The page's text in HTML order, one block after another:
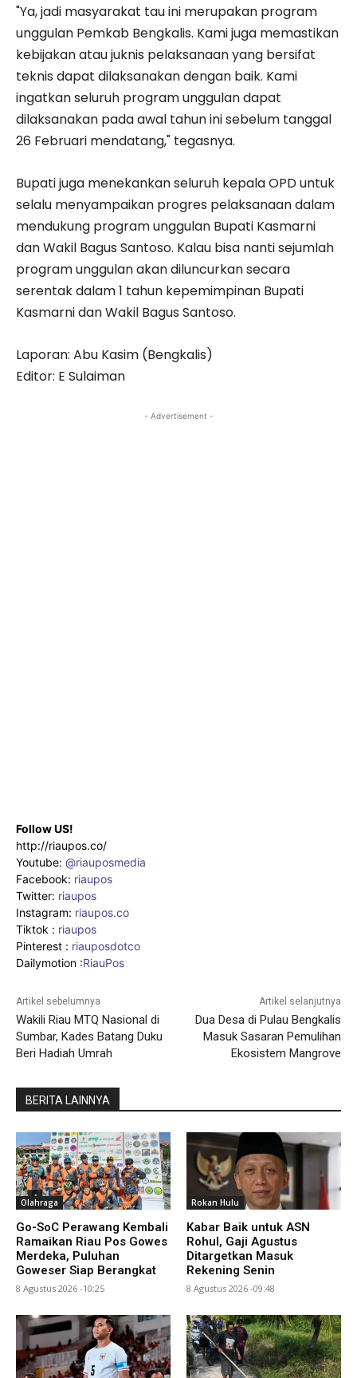
"Ya, jadi masyarakat tau ini merupakan program
unggulan Pemkab Bengkalis. Kami juga memastikan
kebijakan atau juknis pelaksanaan yang bersifat
teknis dapat dilaksanakan dengan baik. Kami
ingatkan seluruh program unggulan dapat
dilaksanakan pada awal tahun ini sebelum tanggal
26 Februari mendatang," tegasnya.
Bupati juga menekankan seluruh kepala OPD untuk
selalu menyampaikan progres pelaksanaan dalam
mendukung program unggulan Bupati Kasmarni
dan Wakil Bagus Santoso. Kalau bisa nanti sejumlah
program unggulan akan diluncurkan secara
serentak dalam 1 tahun kepemimpinan Bupati
Kasmarni dan Wakil Bagus Santoso.
Laporan: Abu Kasim (Bengkalis)
Editor: E Sulaiman
- Advertisement -
Follow US!
http://riaupos.co/
Youtube: @riauposmedia
Facebook: riaupos
Twitter: riaupos
Instagram: riaupos.co
Tiktok : riaupos
Pinterest : riauposdotco
Dailymotion :RiauPos
Artikel sebelumnya
Wakili Riau MTQ Nasional di
Sumbar, Kades Batang Duku
Beri Hadiah Umrah
Artikel selanjutnya
Dua Desa di Pulau Bengkalis
Masuk Sasaran Pemulihan
Ekosistem Mangrove
BERITA LAINNYA
Olahraga
Go-SoC Perawang Kembali
Ramaikan Riau Pos Gowes
Merdeka, Puluhan
Goweser Siap Berangkat
8 Agustus 2026 -10:25
Rokan Hulu
Kabar Baik untuk ASN
Rohul, Gaji Agustus
Ditargetkan Masuk
Rekening Senin
8 Agustus 2026 -09:48